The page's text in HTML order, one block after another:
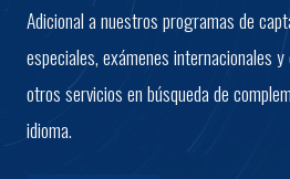
Adicional a nuestros programas de
especiales, exámenes internacionales
otros servicios en búsqueda de
idioma.